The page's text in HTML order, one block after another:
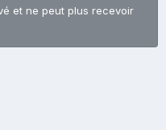
et ne peut plus recevoir